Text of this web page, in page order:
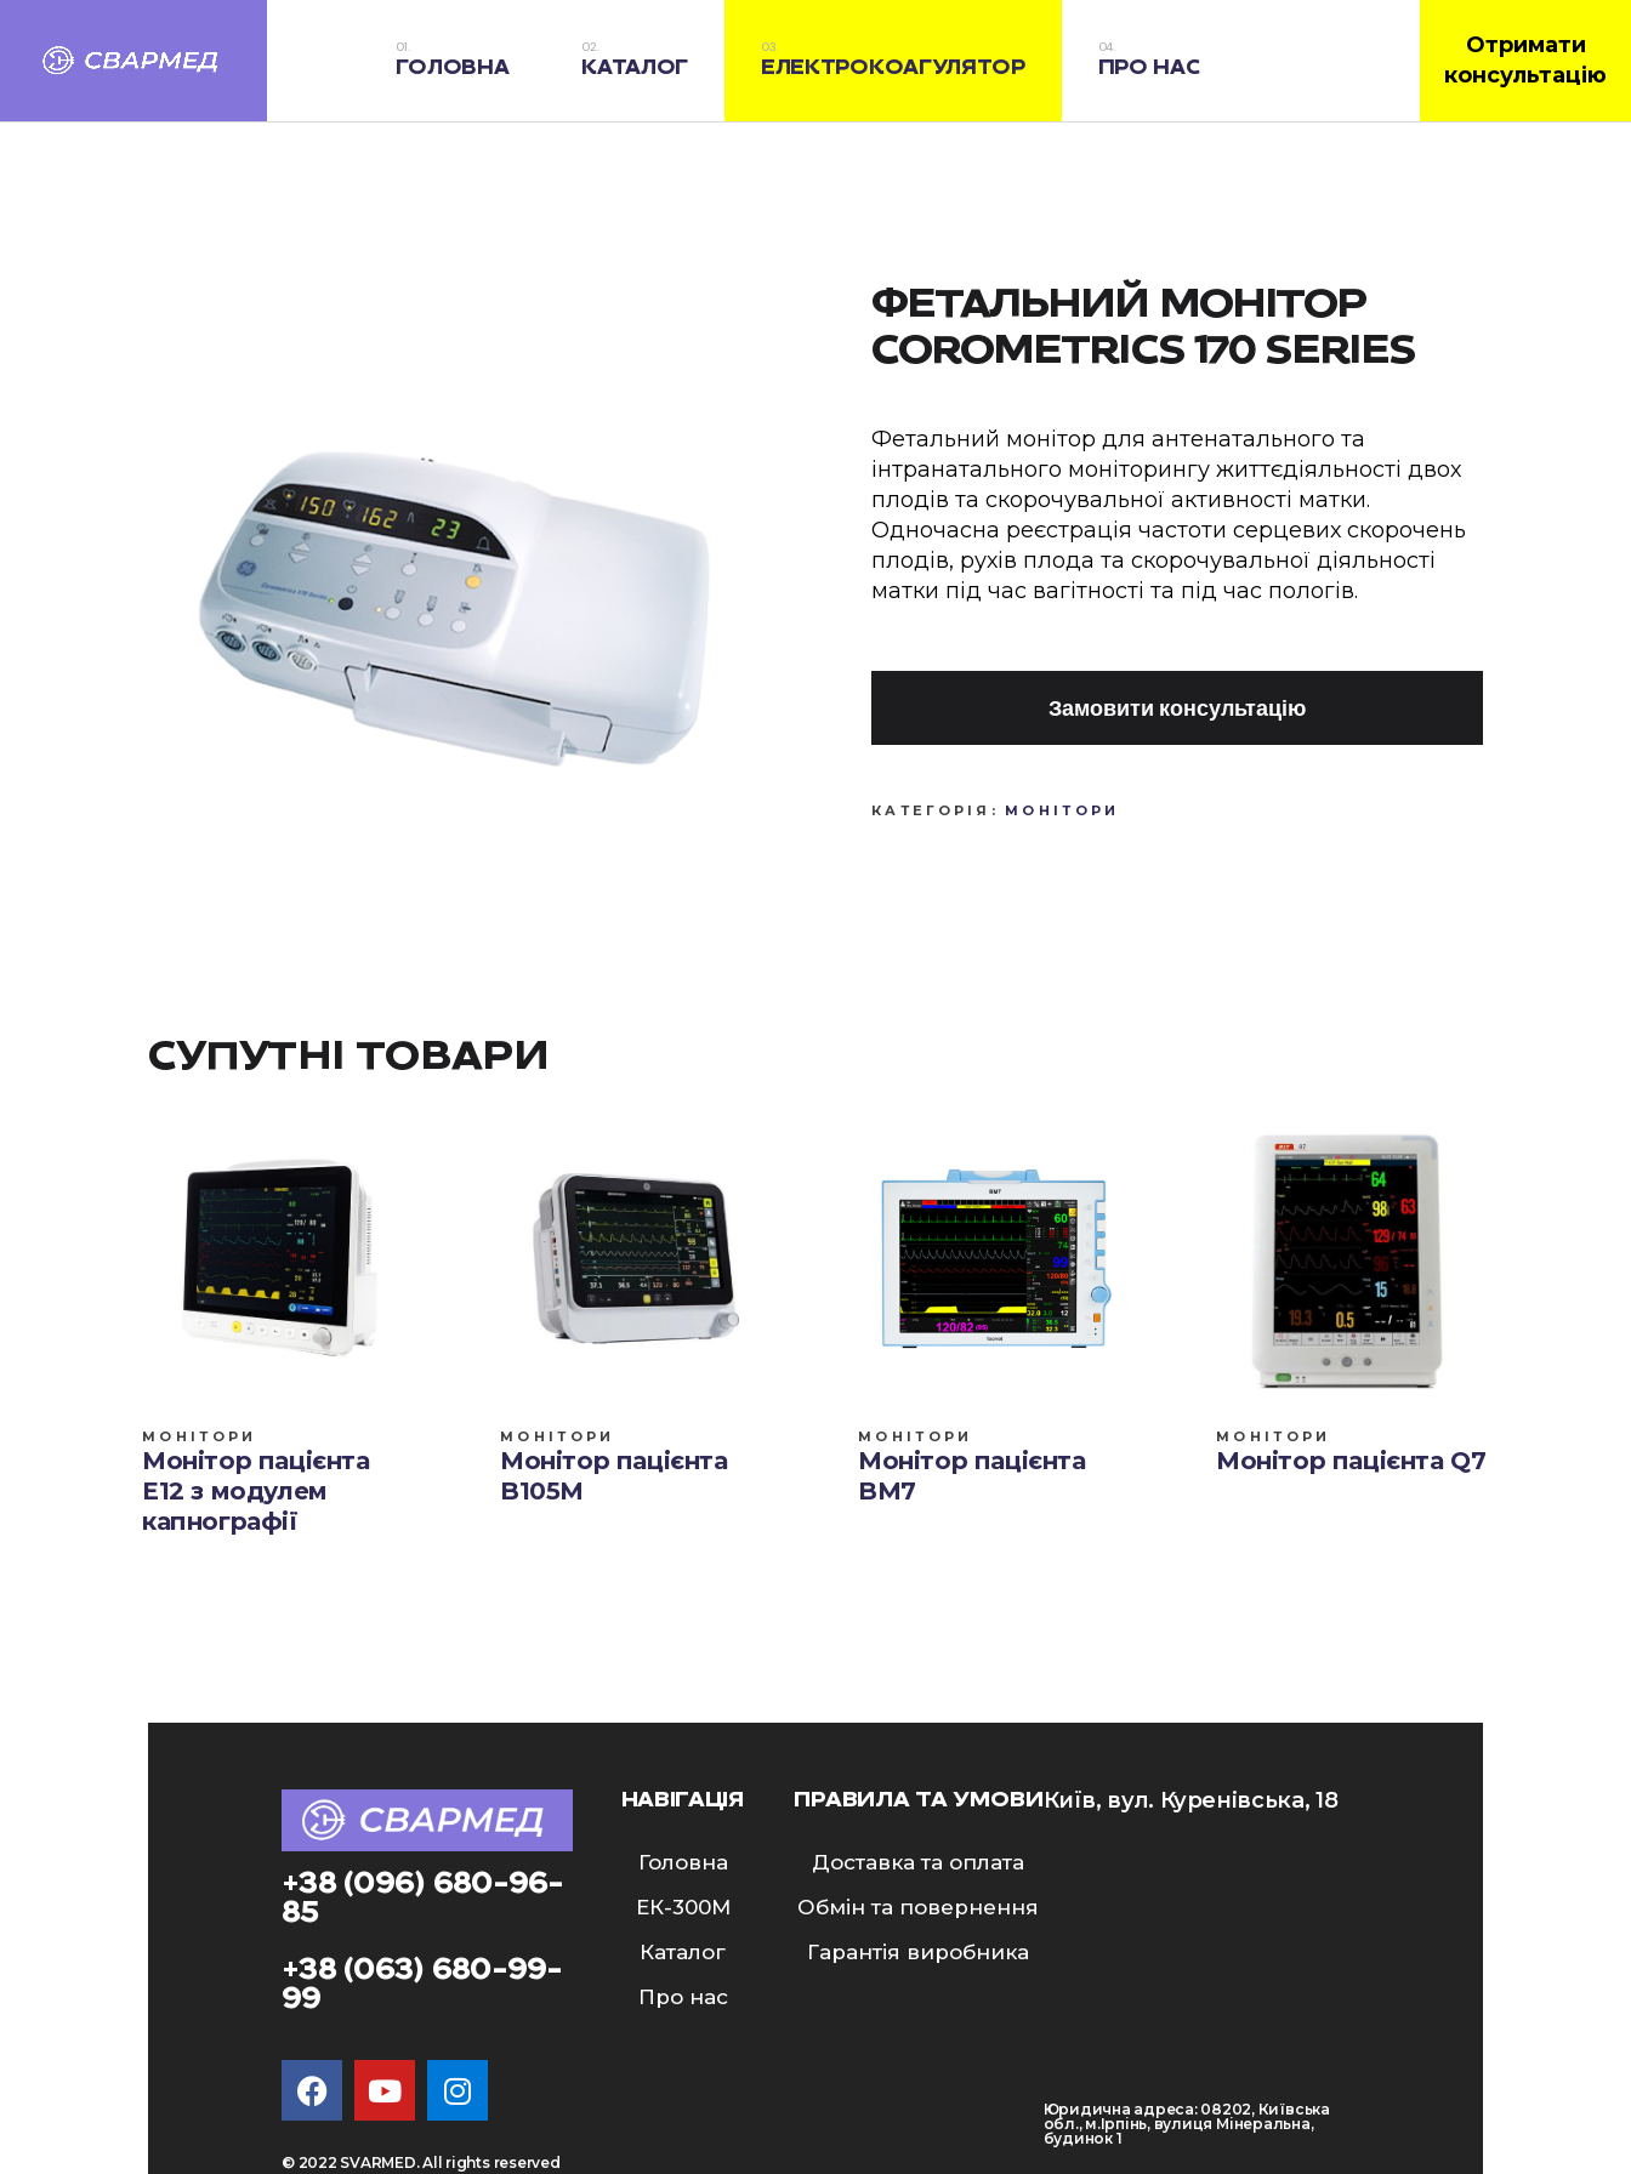
ГОЛОВНА КАТАЛОГ ЕЛЕКТРОКОАГУЛЯТОР ПРО НАС
Отримати
консультацію
ФЕТАЛЬНИЙ МОНІТОР
COROMETRICS 170 SERIES
Фетальний монітор для антенатального та
інтранатального моніторингу життєдіяльності двох
плодів та скорочувальної активності матки.
Одночасна реєстрація частоти серцевих скорочень
плодів, рухів плода та скорочувальної діяльності
матки під час вагітності та під час пологів.
Замовити консультацію
КАТЕГОРІЯ: МОНІТОРИ
СУПУТНІ ТОВАРИ
МОНІТОРИ
Монітор пацієнта
E12 з модулем
капнографії
МОНІТОРИ
Монітор пацієнта
B105М
МОНІТОРИ
Монітор пацієнта
BM7
МОНІТОРИ
Монітор пацієнта Q7
+38 (096) 680-96-
85
+38 (063) 680-99-
99
© 2022 SVARMED. All rights reserved
НАВІГАЦІЯ
Головна
ЕК-300M
Каталог
Про нас
ПРАВИЛА ТА УМОВИ
Доставка та оплата
Обмін та повернення
Гарантія виробника
Київ, вул. Куренівська, 18
Юридична адреса: 08202, Київська
обл., м.Ірпінь, вулиця Мінеральна,
будинок 1